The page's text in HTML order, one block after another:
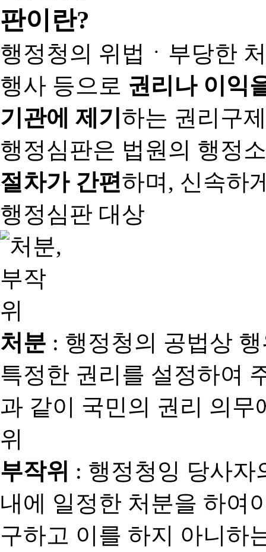
행정청의 위법ㆍ부당한
행사 등으로 권리나 이익
기관에 제기하는 권리구
행정심판은 법원의 행정
절차가 간편하며, 신속하
행정심판 대상
처분 : 행정청의 공법상
특정한 권리를 설정하여
과 같이 국민의 권리 의
위
부작위 : 행정청잉 당사자
내에 일정한 처분을 하여
구하고 이를 하지 아니하